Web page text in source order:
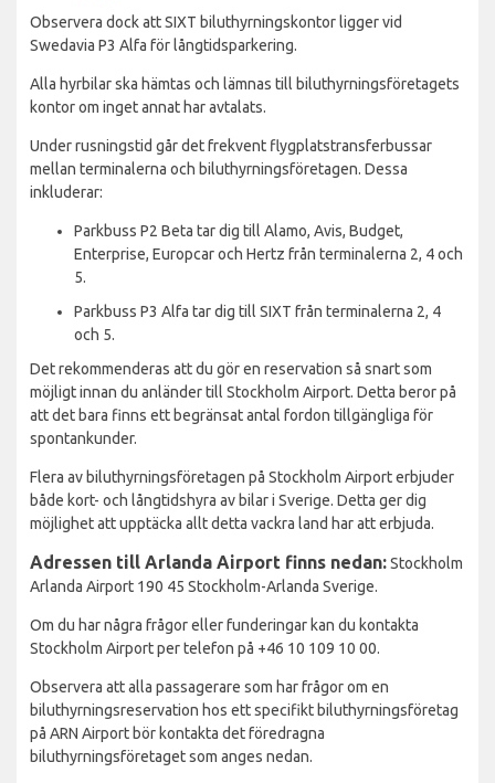
Observera dock att SIXT biluthyrningskontor ligger vid
Swedavia P3 Alfa för långtidsparkering.
Alla hyrbilar ska hämtas och lämnas till biluthyrningsföretagets
kontor om inget annat har avtalats.
Under rusningstid går det frekvent flygplatstransferbussar
mellan terminalerna och biluthyrningsföretagen. Dessa
inkluderar:
Parkbuss P2 Beta tar dig till Alamo, Avis, Budget,
Enterprise, Europcar och Hertz från terminalerna 2, 4 och
5.
Parkbuss P3 Alfa tar dig till SIXT från terminalerna 2, 4
och 5.
Det rekommenderas att du gör en reservation så snart som
möjligt innan du anländer till Stockholm Airport. Detta beror på
att det bara finns ett begränsat antal fordon tillgängliga för
spontankunder.
Flera av biluthyrningsföretagen på Stockholm Airport erbjuder
både kort- och långtidshyra av bilar i Sverige. Detta ger dig
möjlighet att upptäcka allt detta vackra land har att erbjuda.
Adressen till Arlanda Airport finns nedan:Stockholm
Arlanda Airport 190 45 Stockholm-Arlanda Sverige.
Om du har några frågor eller funderingar kan du kontakta
Stockholm Airport per telefon på +46 10 109 10 00.
Observera att alla passagerare som har frågor om en
biluthyrningsreservation hos ett specifikt biluthyrningsföretag
på ARN Airport bör kontakta det föredragna
biluthyrningsföretaget som anges nedan.